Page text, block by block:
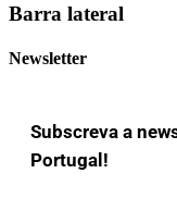
Barra lateral
Newsletter
Subscreva a
Portugal!